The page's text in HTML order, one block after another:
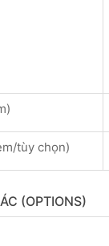
tùy chọn)
(OPTIONS)